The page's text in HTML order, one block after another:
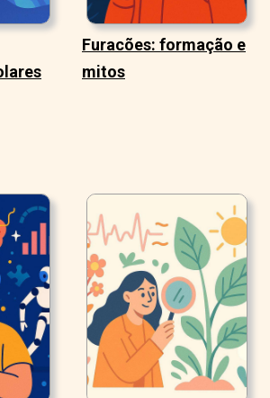
Furacões: formação e
mitos